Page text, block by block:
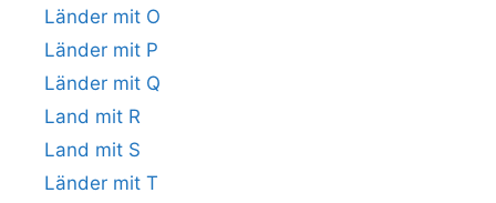
Länder mit O
Länder mit P
Länder mit Q
Land mit R
Land mit S
Länder mit T